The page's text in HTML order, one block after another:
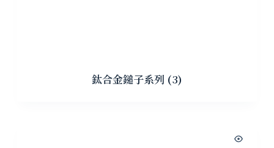
鈦合金鎚子系列 (3)